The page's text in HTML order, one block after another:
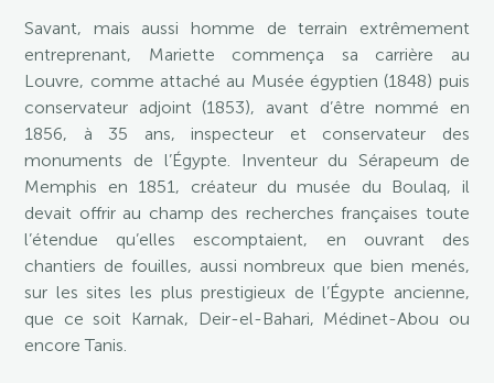
Savant, mais aussi homme de terrain extrêmement
entreprenant, Mariette commença sa carrière au
Louvre, comme attaché au Musée égyptien (1848) puis
conservateur adjoint (1853), avant d’être nommé en
1856, à 35 ans, inspecteur et conservateur des
monuments de l’Égypte. Inventeur du Sérapeum de
Memphis en 1851, créateur du musée du Boulaq, il
devait offrir au champ des recherches françaises toute
l’étendue qu’elles escomptaient, en ouvrant des
chantiers de fouilles, aussi nombreux que bien menés,
sur les sites les plus prestigieux de l’Égypte ancienne,
que ce soit Karnak, Deir-el-Bahari, Médinet-Abou ou
encore Tanis.